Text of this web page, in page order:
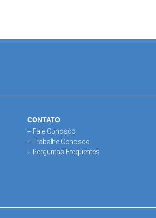
CONTATO
+ Fale Conosco
+ Trabalhe Conosco
+ Perguntas Frequentes